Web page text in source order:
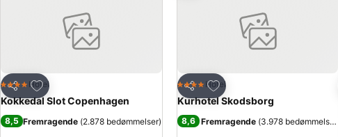
Del
Føj til favoritter
4 StjernerHotel
Kokkedal Slot Copenhagen
8,5 Fremragende (2.878 bedømmelser)
Del
Føj til favoritter
4 StjernerHotel
Kurhotel Skodsborg
8,6 Fremragende (3.978 bedømmelser